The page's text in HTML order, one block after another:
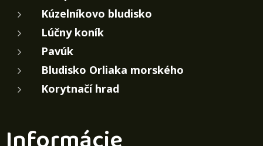
Kúzelníkovo bludisko
Lúčny koník
Pavúk
Bludisko Orliaka morského
Korytnačí hrad